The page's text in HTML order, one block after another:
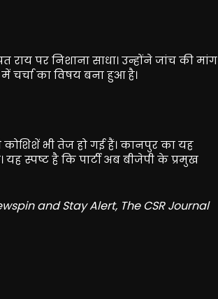
पर निशाना साधा। उन्होंने जांच की मांग
चर्चा का विषय बना हुआ है।
भी तेज हो गई हैं। कानपुर का यह
स्पष्ट है कि पार्टी अब बीजेपी के प्रमुख
and Stay Alert, The CSR Journal